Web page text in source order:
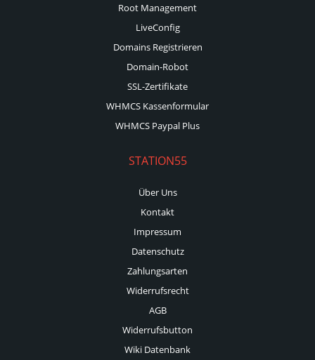
Root Management
LiveConfig
Domains Registrieren
Domain-Robot
SSL-Zertifikate
WHMCS Kassenformular
WHMCS Paypal Plus
STATION55
Über Uns
Kontakt
Impressum
Datenschutz
Zahlungsarten
Widerrufsrecht
AGB
Widerrufsbutton
Wiki Datenbank